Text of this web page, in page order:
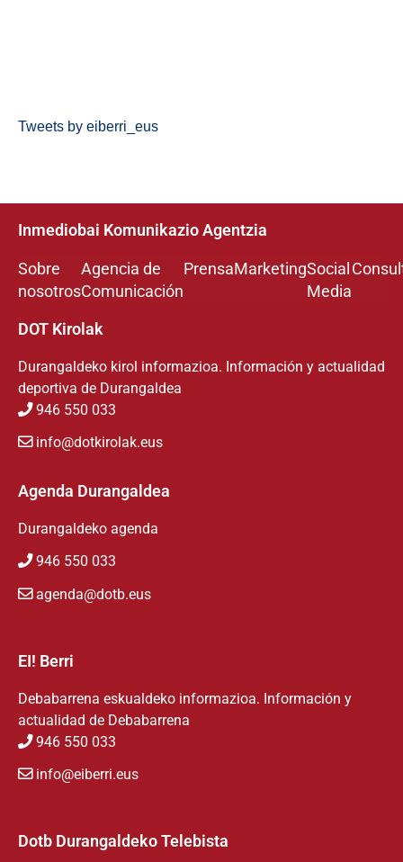
Tweets by eiberri_eus
Inmediobai Komunikazio Agentzia
Sobre
nosotros
Agencia de
Comunicación
PrensaMarketingSocial
Media
DOT Kirolak
Durangaldeko kirol informazioa. Información y actualidad
deportiva de Durangaldea
946 550 033
info@dotkirolak.eus
Agenda Durangaldea
Durangaldeko agenda
946 550 033
agenda@dotb.eus
EI! Berri
Debabarrena eskualdeko informazioa. Información y
actualidad de Debabarrena
946 550 033
info@eiberri.eus
Dotb Durangaldeko Telebista